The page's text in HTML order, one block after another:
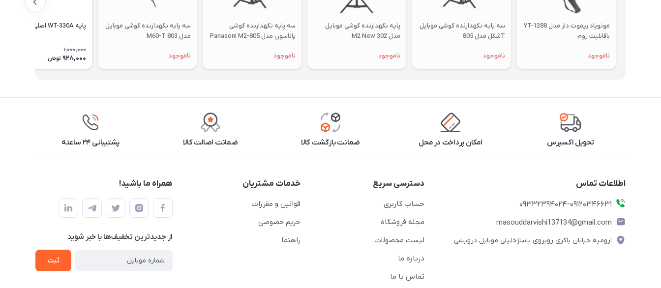
مونوپاد ریموت دار مدل YT-1288
باقابلیت زوم
ناموجود
سه پایه نگهدارنده گوشی موبایل
Tشکل مدل 805
ناموجود
پایه نگهدارنده گوشی موبایل
مدل M2 New 302
ناموجود
سه پایه نگهدارنده گوشی
پاناسون مدل 805-M2 اPanason
ناموجود
سه پایه نگهدارنده گوشی موبایل
مدل M60-T 803
ناموجود
پایه WT-330A اصلی
1,000,000
928,000 تومان
تحویل اکسپرس امکان پرداخت در محل ضمانت بازگشت کالا ضمانت اصالت کالا پشتیبانی ۲۴ ساعته
اطلاعات تماس
09332394024-09120346631
masouddarvishi137134@gmail.com
ارومیه خیابان باکری روبروی پاساژخلیلی موبایل درویشی
دسترسی سریع
حساب کاربری
مجله فروشگاه
لیست محصولات
درباره ما
تماس با ما
خدمات مشتریان
قوانین و مقررات
حریم خصوصی
راهنما
همراه ما باشید!
از جدید‌ترین تخفیف‌ها با‌ خبر شوید
ثبت